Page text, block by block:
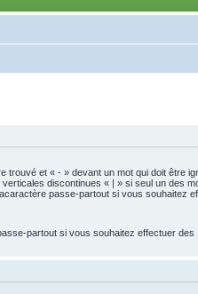
trouvé et « - » devant un mot qui doit être
discontinues « | » si seul un des
passe-partout si vous souhaitez
partout si vous souhaitez effectuer des